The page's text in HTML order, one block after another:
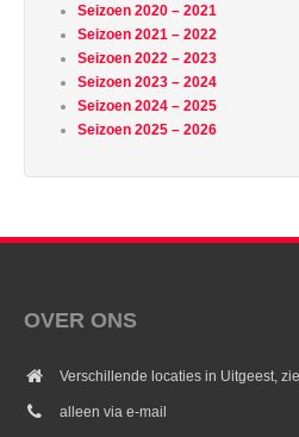
Seizoen 2020 – 2021
Seizoen 2021 – 2022
Seizoen 2022 – 2023
Seizoen 2023 – 2024
Seizoen 2024 – 2025
Seizoen 2025 – 2026
OVER ONS
Verschillende locaties in Uitgeest,
alleen via e-mail